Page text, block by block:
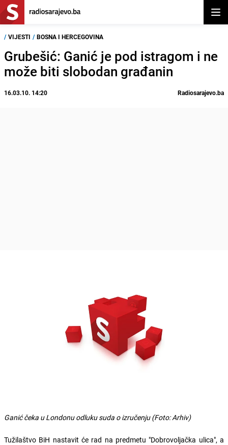
/ VIJESTI / BOSNA I HERCEGOVINA
Grubešić: Ganić je pod istragom i ne
može biti slobodan građanin
16.03.10. 14:20 Radiosarajevo.ba
Ganić čeka u Londonu odluku suda o izručenju (Foto: Arhiv)
Tužilaštvo BiH nastavit će rad na predmetu "Dobrovoljačka ulica", a